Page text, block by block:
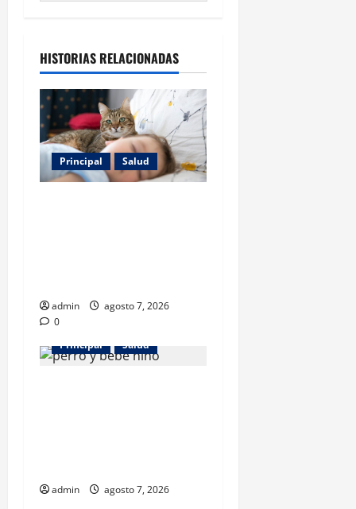
HISTORIAS RELACIONADAS
Principal Salud
admin
agosto 7, 2026
0
Principal
Salud
admin agosto 7, 2026